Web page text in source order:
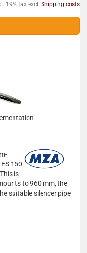
19% tax excl. Shipping costs
150
is
to 960 mm, the
suitable silencer pipe